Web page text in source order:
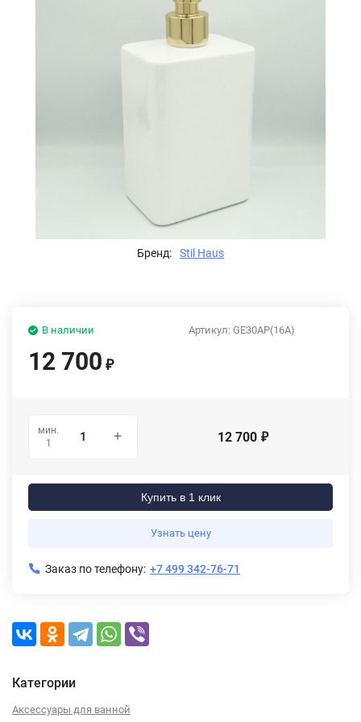
Бренд: Stil Haus
Артикул: GE30AP(16A)
В наличии
12 700 ₽
мин.
1
12 700 ₽
Купить в 1 клик
Узнать цену
Заказ по телефону: +7 499 342-76-71
Категории
Аксессуары для ванной